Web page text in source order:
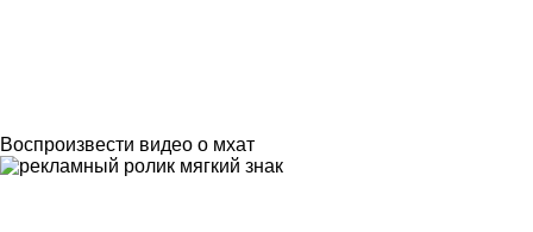
Воспроизвести видео о мхат